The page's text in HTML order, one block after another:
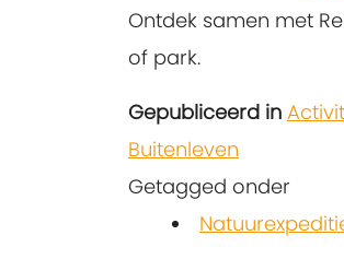
Ontdek samen met
of park.
Gepubliceerd in
Buitenleven
Getagged onder